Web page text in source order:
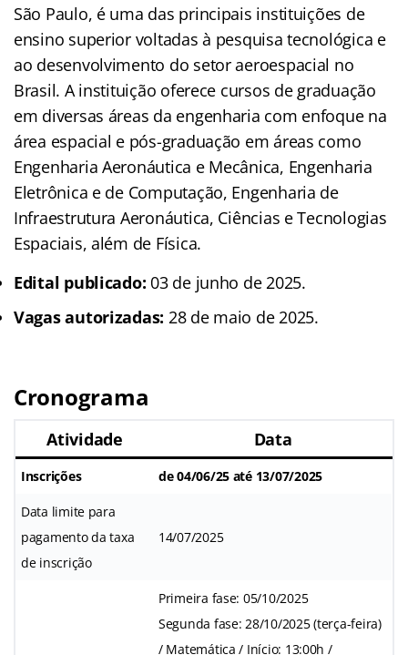
São Paulo, é uma das principais instituições de
ensino superior voltadas à pesquisa tecnológica e
ao desenvolvimento do setor aeroespacial no
Brasil. A instituição oferece cursos de graduação
em diversas áreas da engenharia com enfoque na
área espacial e pós-graduação em áreas como
Engenharia Aeronáutica e Mecânica, Engenharia
Eletrônica e de Computação, Engenharia de
Infraestrutura Aeronáutica, Ciências e Tecnologias
Espaciais, além de Física.
Edital publicado: 03 de junho de 2025.
Vagas autorizadas: 28 de maio de 2025.
Cronograma
Atividade Data
Inscrições de 04/06/25 até 13/07/2025
Data limite para
pagamento da taxa
de inscrição
14/07/2025
Primeira fase: 05/10/2025
Segunda fase: 28/10/2025 (terça-feira)
/ Matemática / Início: 13:00h /